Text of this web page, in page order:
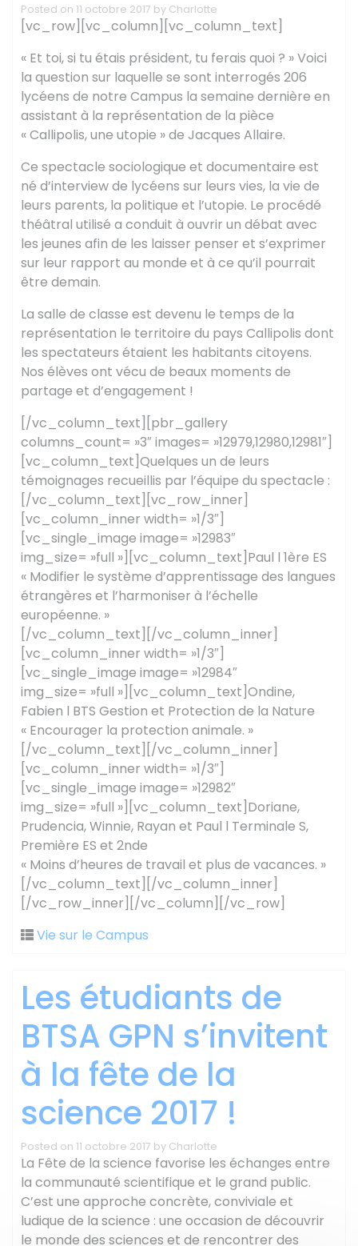
Posted on 11 octobre 2017 by Charlotte
[vc_row][vc_column][vc_column_text]
« Et toi, si tu étais président, tu ferais quoi ? » Voici
la question sur laquelle se sont interrogés 206
lycéens de notre Campus la semaine dernière en
assistant à la représentation de la pièce
« Callipolis, une utopie » de Jacques Allaire.
Ce spectacle sociologique et documentaire est
né d’interview de lycéens sur leurs vies, la vie de
leurs parents, la politique et l’utopie. Le procédé
théâtral utilisé a conduit à ouvrir un débat avec
les jeunes afin de les laisser penser et s’exprimer
sur leur rapport au monde et à ce qu’il pourrait
être demain.
La salle de classe est devenu le temps de la
représentation le territoire du pays Callipolis dont
les spectateurs étaient les habitants citoyens.
Nos élèves ont vécu de beaux moments de
partage et d’engagement !
[/vc_column_text][pbr_gallery
columns_count= »3″ images= »12979,12980,12981″]
[vc_column_text]Quelques un de leurs
témoignages recueillis par l’équipe du spectacle :
[/vc_column_text][vc_row_inner]
[vc_column_inner width= »1/3″]
[vc_single_image image= »12983″
img_size= »full »][vc_column_text]Paul l 1ère ES
« Modifier le système d’apprentissage des langues
étrangères et l’harmoniser à l’échelle
européenne. »
[/vc_column_text][/vc_column_inner]
[vc_column_inner width= »1/3″]
[vc_single_image image= »12984″
img_size= »full »][vc_column_text]Ondine,
Fabien l BTS Gestion et Protection de la Nature
« Encourager la protection animale. »
[/vc_column_text][/vc_column_inner]
[vc_column_inner width= »1/3″]
[vc_single_image image= »12982″
img_size= »full »][vc_column_text]Doriane,
Prudencia, Winnie, Rayan et Paul l Terminale S,
Première ES et 2nde
« Moins d’heures de travail et plus de vacances. »
[/vc_column_text][/vc_column_inner]
[/vc_row_inner][/vc_column][/vc_row]
Vie sur le Campus
Les étudiants de
BTSA GPN s’invitent
à la fête de la
science 2017 !
Posted on 11 octobre 2017 by Charlotte
La Fête de la science favorise les échanges entre
la communauté scientifique et le grand public.
C’est une approche concrète, conviviale et
ludique de la science : une occasion de découvrir
le monde des sciences et de rencontrer des